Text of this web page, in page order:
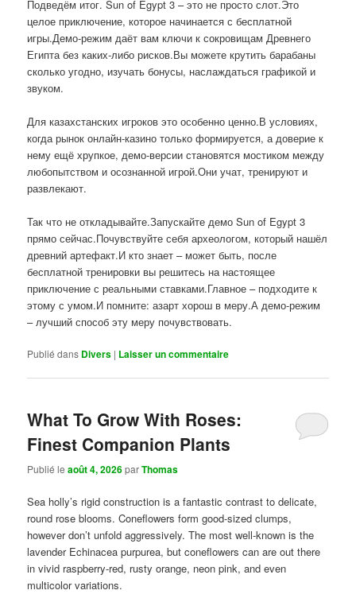
Подведём итог. Sun of Egypt 3 – это не просто слот.Это
целое приключение, которое начинается с бесплатной
игры.Демо-режим даёт вам ключи к сокровищам Древнего
Египта без каких-либо рисков.Вы можете крутить барабаны
сколько угодно, изучать бонусы, наслаждаться графикой и
звуком.
Для казахстанских игроков это особенно ценно.В условиях,
когда рынок онлайн-казино только формируется, а доверие к
нему ещё хрупкое, демо-версии становятся мостиком между
любопытством и осознанной игрой.Они учат, тренируют и
развлекают.
Так что не откладывайте.Запускайте демо Sun of Egypt 3
прямо сейчас.Почувствуйте себя археологом, который нашёл
древний артефакт.И кто знает – может быть, после
бесплатной тренировки вы решитесь на настоящее
приключение с реальными ставками.Главное – подходите к
этому с умом.И помните: азарт хорош в меру.А демо-режим
– лучший способ эту меру почувствовать.
Publié dans Divers | Laisser un commentaire
What To Grow With Roses:
Finest Companion Plants
Publié leaoût 4, 2026parThomas
Sea holly’s rigid construction is a fantastic contrast to delicate,
round rose blooms. Coneflowers form good-sized clumps,
however don’t unfold aggressively. The most well-known is the
lavender Echinacea purpurea, but coneflowers can are out there
in vivid raspberry-red, rusty orange, neon pink, and even
multicolor variations.